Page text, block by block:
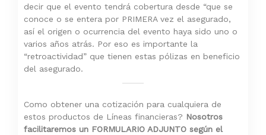
decir que el evento tendrá cobertura desde “que se
conoce o se entera por PRIMERA vez el asegurado,
así el origen o ocurrencia del evento haya sido uno o
varios años atrás. Por eso es importante la
“retroactividad” que tienen estas pólizas en beneficio
del asegurado.
Como obtener una cotización para cualquiera de
estos productos de Líneas financieras? Nosotros
facilitaremos un FORMULARIO ADJUNTO según el